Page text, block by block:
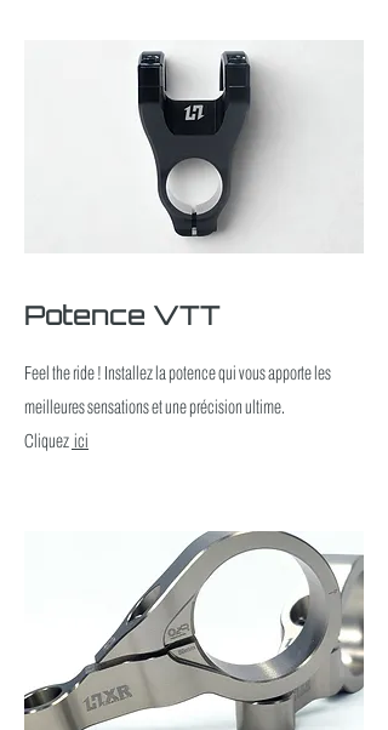
Potence VTT
Feel the ride ! Installez la potence qui vous apporte les
meilleures sensations et une précision ultime.
Cliquez ici